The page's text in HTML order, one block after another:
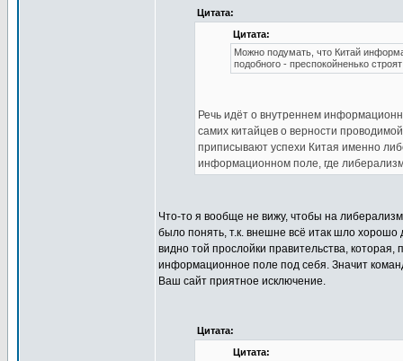
Цитата:
Цитата:
Можно подумать, что Китай
подобного - преспокойненько
Речь идёт о внутреннем
самих китайцев о верности
приписывают успехи Китая именно
информационном поле, где
Что-то я вообще не вижу, чтобы на
было понять, т.к. внешне всё итак шло
видно той прослойки правительства,
информационное поле под себя. Значит
Ваш сайт приятное исключение.
Цитата:
Цитата: